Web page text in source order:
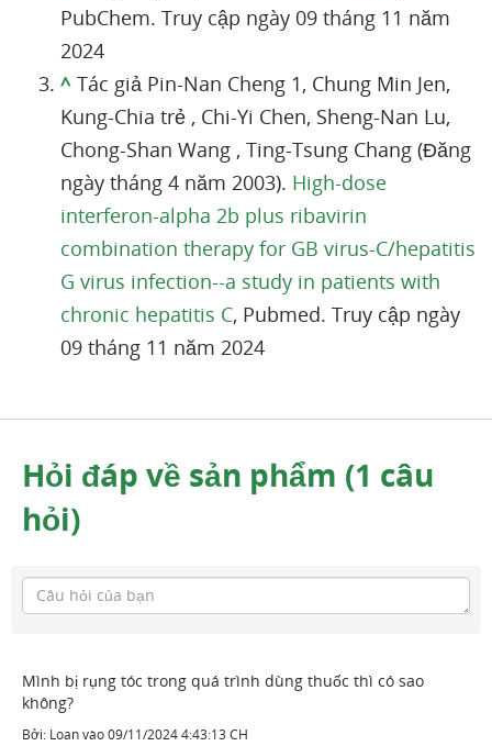
PubChem. Truy cập ngày 09 tháng 11 năm
2024
^ Tác giả Pin-Nan Cheng 1, Chung Min Jen,
Kung-Chia trẻ , Chi-Yi Chen, Sheng-Nan Lu,
Chong-Shan Wang , Ting-Tsung Chang (Đăng
ngày tháng 4 năm 2003). High-dose
interferon-alpha 2b plus ribavirin
combination therapy for GB virus-C/hepatitis
G virus infection--a study in patients with
chronic hepatitis C, Pubmed. Truy cập ngày
09 tháng 11 năm 2024
Hỏi đáp về sản phẩm (1 câu
hỏi)
Mình bị rụng tóc trong quá trình dùng thuốc thì có sao
không?
Bởi: Loanvào09/11/2024 4:43:13 CH